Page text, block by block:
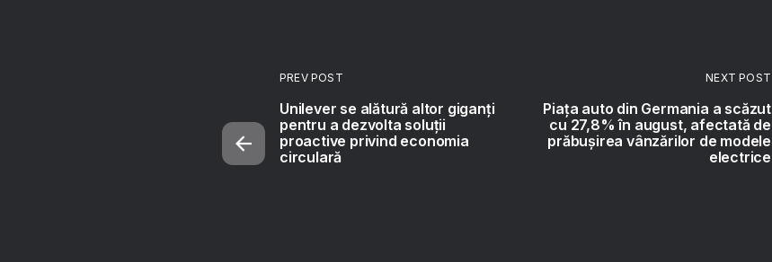
PREV POST
Unilever se alătură altor giganți
pentru a dezvolta soluții
proactive privind economia
circulară
NEXT POST
Piaţa auto din Germania a scăzut
cu 27,8% în august, afectată de
prăbuşirea vânzărilor de modele
electrice